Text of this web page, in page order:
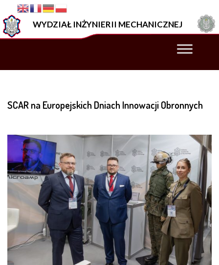
SCAR
na
Europejskich
Obronnych
WYDZIAŁ INŻYNIERII MECHANICZNEJ
SCAR na Europejskich Dniach Innowacji Obronnych